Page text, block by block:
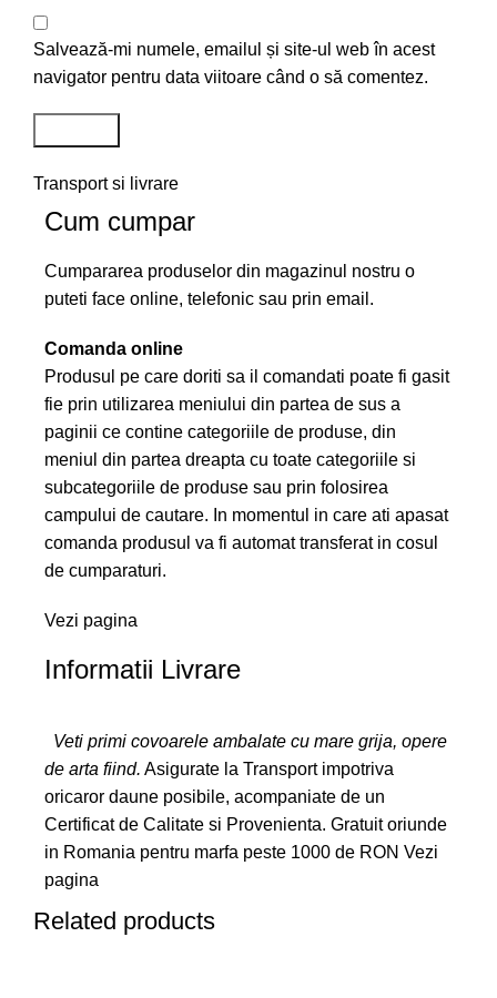
Salvează-mi numele, emailul și site-ul web în acest
navigator pentru data viitoare când o să comentez.
Transport si livrare
Cum cumpar
Cumpararea produselor din magazinul nostru o
puteti face online, telefonic sau prin email.
Comanda online
Produsul pe care doriti sa il comandati poate fi gasit
fie prin utilizarea meniului din partea de sus a
paginii ce contine categoriile de produse, din
meniul din partea dreapta cu toate categoriile si
subcategoriile de produse sau prin folosirea
campului de cautare. In momentul in care ati apasat
comanda produsul va fi automat transferat in cosul
de cumparaturi.
Vezi pagina
Informatii Livrare
Veti primi covoarele ambalate cu mare grija, opere
de arta fiind. Asigurate la Transport impotriva
oricaror daune posibile, acompaniate de un
Certificat de Calitate si Provenienta. Gratuit oriunde
in Romania pentru marfa peste 1000 de RON Vezi
pagina
Related products